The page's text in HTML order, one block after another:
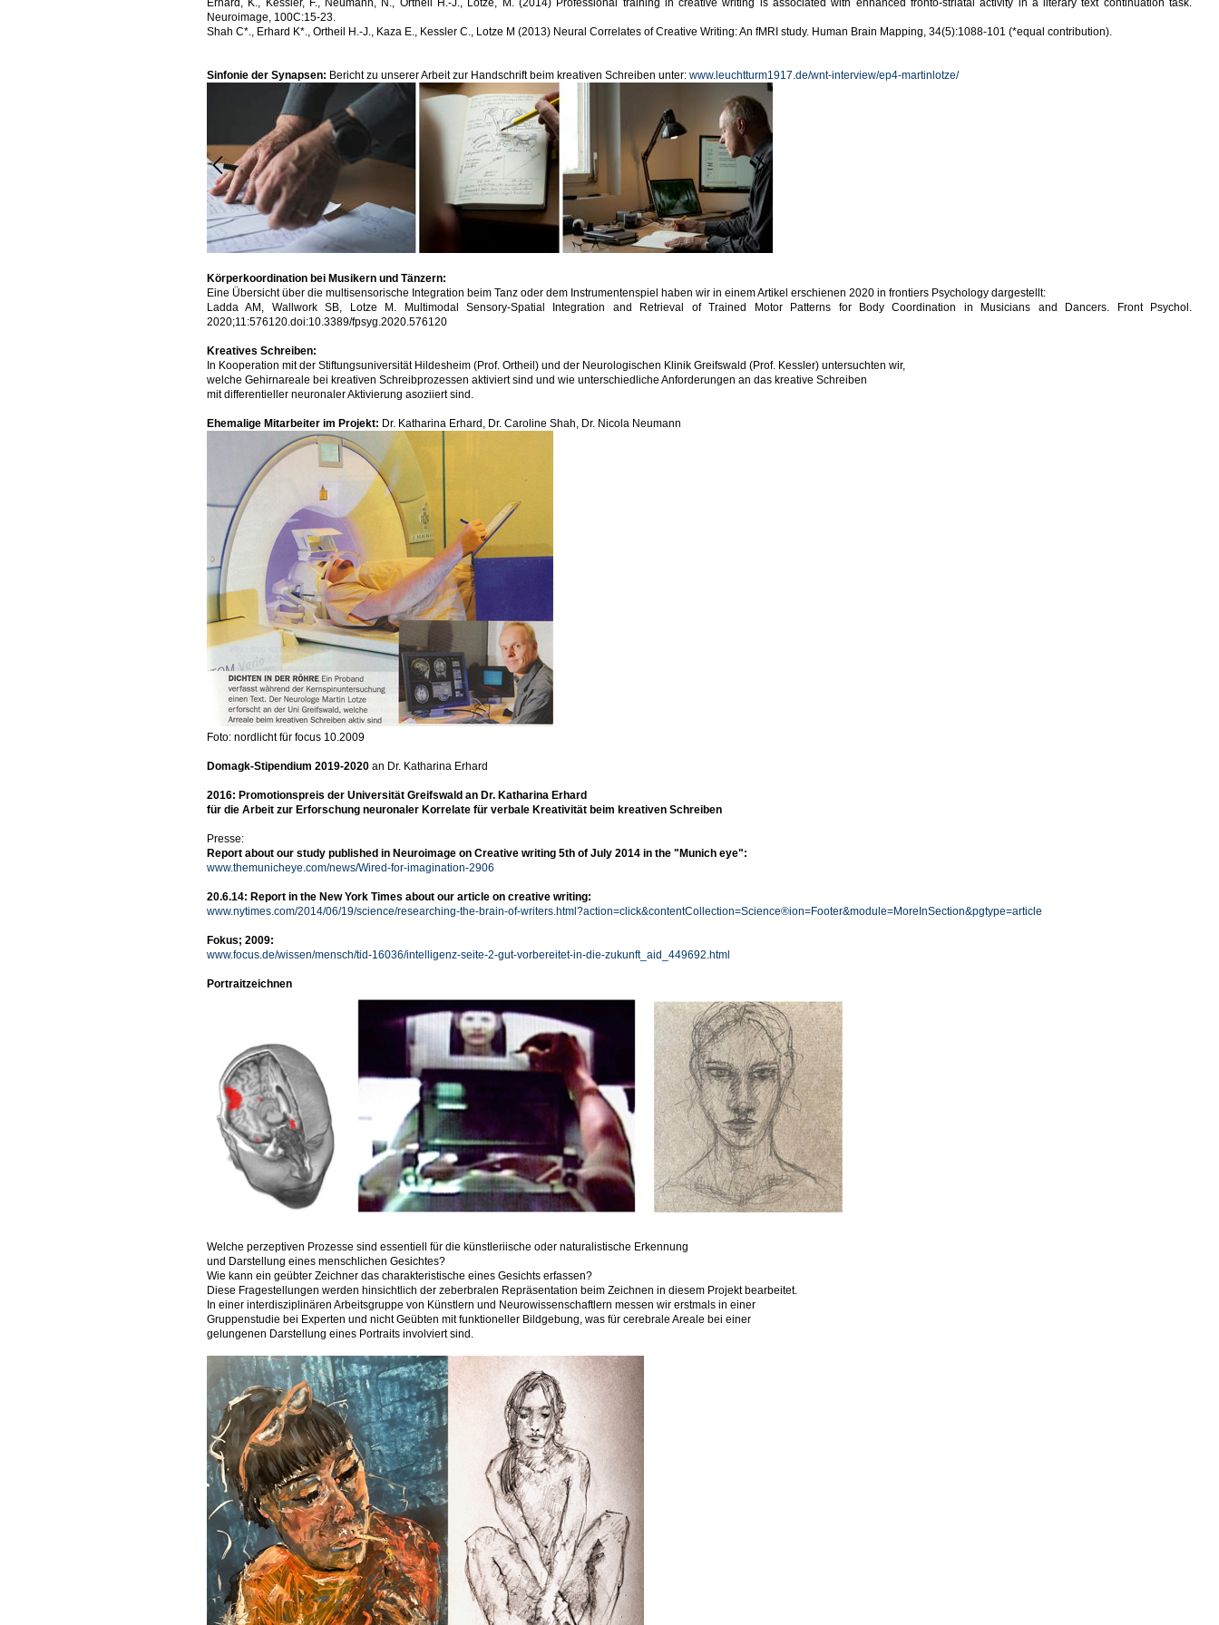
Erhard, K., Kessler, F., Neumann, N., Ortheil H.-J., Lotze, M. (2014) Professional training in creative writing is associated with enhanced fronto-striatal activity in a literary text continuation task.
Neuroimage, 100C:15-23.
Shah C*., Erhard K*., Ortheil H.-J., Kaza E., Kessler C., Lotze M (2013) Neural Correlates of Creative Writing: An fMRI study. Human Brain Mapping, 34(5):1088-101 (*equal contribution).
Sinfonie der Synapsen: Bericht zu unserer Arbeit zur Handschrift beim kreativen Schreiben unter: www.leuchtturm1917.de/wnt-interview/ep4-martinlotze/
Körperkoordination bei Musikern und Tänzern:
Eine Übersicht über die multisensorische Integration beim Tanz oder dem Instrumentenspiel haben wir in einem Artikel erschienen 2020 in frontiers Psychology dargestellt:
Ladda AM, Wallwork SB, Lotze M. Multimodal Sensory-Spatial Integration and Retrieval of Trained Motor Patterns for Body Coordination in Musicians and Dancers. Front Psychol.
2020;11:576120.doi:10.3389/fpsyg.2020.576120
Kreatives Schreiben:
In Kooperation mit der Stiftungsuniversität Hildesheim (Prof. Ortheil) und der Neurologischen Klinik Greifswald (Prof. Kessler) untersuchten wir,
welche Gehirnareale bei kreativen Schreibprozessen aktiviert sind und wie unterschiedliche Anforderungen an das kreative Schreiben
mit differentieller neuronaler Aktivierung asoziiert sind.
Ehemalige Mitarbeiter im Projekt: Dr. Katharina Erhard, Dr. Caroline Shah, Dr. Nicola Neumann
Foto: nordlicht für focus 10.2009
Domagk-Stipendium 2019-2020 an Dr. Katharina Erhard
2016: Promotionspreis der Universität Greifswald an Dr. Katharina Erhard
für die Arbeit zur Erforschung neuronaler Korrelate für verbale Kreativität beim kreativen Schreiben
Presse:
Report about our study published in Neuroimage on Creative writing 5th of July 2014 in the "Munich eye":
www.themunicheye.com/news/Wired-for-imagination-2906
20.6.14: Report in the New York Times about our article on creative writing:
www.nytimes.com/2014/06/19/science/researching-the-brain-of-writers.html?action=click&contentCollection=Science®ion=Footer&module=MoreInSection&pgtype=article
Fokus; 2009:
www.focus.de/wissen/mensch/tid-16036/intelligenz-seite-2-gut-vorbereitet-in-die-zukunft_aid_449692.html
Portraitzeichnen
Welche perzeptiven Prozesse sind essentiell für die künstleriische oder naturalistische Erkennung
und Darstellung eines menschlichen Gesichtes?
Wie kann ein geübter Zeichner das charakteristische eines Gesichts erfassen?
Diese Fragestellungen werden hinsichtlich der zeberbralen Repräsentation beim Zeichnen in diesem Projekt bearbeitet.
In einer interdisziplinären Arbeitsgruppe von Künstlern und Neurowissenschaftlern messen wir erstmals in einer
Gruppenstudie bei Experten und nicht Geübten mit funktioneller Bildgebung, was für cerebrale Areale bei einer
gelungenen Darstellung eines Portraits involviert sind.